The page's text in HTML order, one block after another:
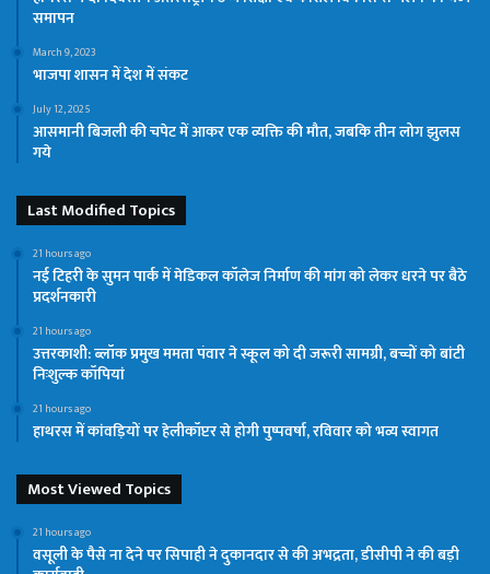
समापन
March 9, 2023
भाजपा शासन में देश में संकट
July 12, 2025
आसमानी बिजली की चपेट में आकर एक व्यक्ति की मौत, जबकि तीन लोग झुलस
गये
Last Modified Topics
21 hours ago
नई टिहरी के सुमन पार्क में मेडिकल कॉलेज निर्माण की मांग को लेकर धरने पर बैठे
प्रदर्शनकारी
21 hours ago
उत्तरकाशी: ब्लॉक प्रमुख ममता पंवार ने स्कूल को दी जरूरी सामग्री, बच्चों को बांटी
निःशुल्क कॉपियां
21 hours ago
हाथरस में कांवड़ियों पर हेलीकॉप्टर से होगी पुष्पवर्षा, रविवार को भव्य स्वागत
Most Viewed Topics
21 hours ago
वसूली के पैसे ना देने पर सिपाही ने दुकानदार से की अभद्रता, डीसीपी ने की बड़ी